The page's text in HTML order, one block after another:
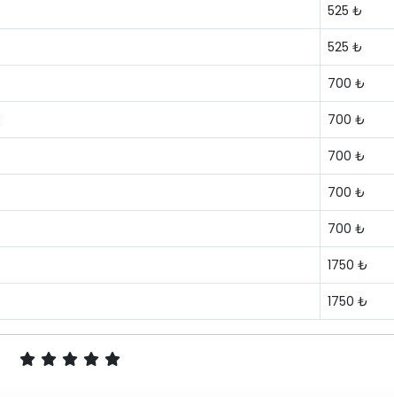
525 ₺
525 ₺
700 ₺
700 ₺
700 ₺
700 ₺
700 ₺
1750 ₺
1750 ₺